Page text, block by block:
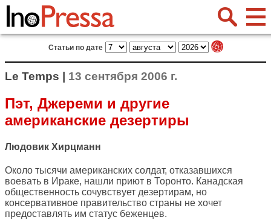
Статьи по дате
Le Temps | 13 сентября 2006 г.
Пэт, Джереми и другие
американские дезертиры
Людовик Хирцманн
Около тысячи американских солдат, отказавшихся
воевать в Ираке, нашли приют в Торонто. Канадская
общественность сочувствует дезертирам, но
консервативное правительство страны не хочет
предоставлять им статус беженцев.